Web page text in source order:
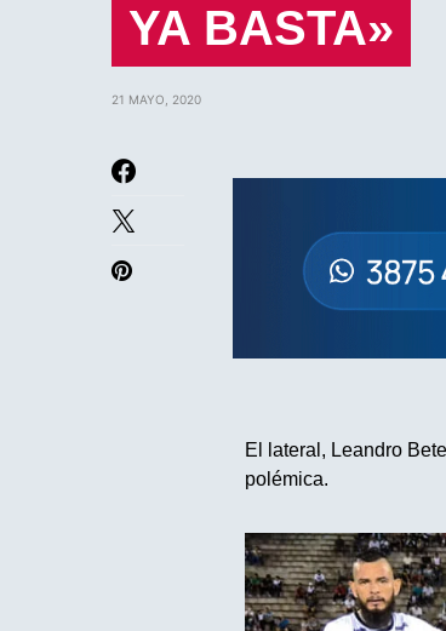
YA BASTA»
21 MAYO, 2020
El lateral, Leandro
polémica.